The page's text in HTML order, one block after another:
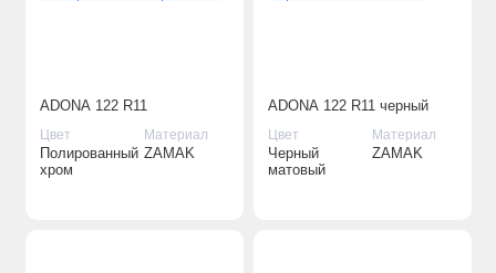
ADONA 122 R11
полированный хром F04
Цвет
Полированный
хром
Материал
ZAMAK
ADONA 122 R11 черный
матовый F22
Цвет
Черный
матовый
Материал
ZAMAK